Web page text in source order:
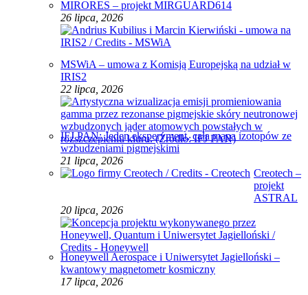
MIRORES – projekt MIRGUARD614
26 lipca, 2026
MSWiA – umowa z Komisją Europejską na udział w
IRIS2
22 lipca, 2026
IFJ PAN: Jeden eksperyment, cała mapa izotopów ze
wzbudzeniami pigmejskimi
21 lipca, 2026
Creotech –
projekt
ASTRAL
20 lipca, 2026
Honeywell Aerospace i Uniwersytet Jagielloński –
kwantowy magnetometr kosmiczny
17 lipca, 2026